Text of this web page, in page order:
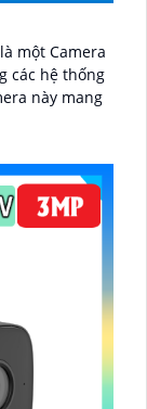
một Camera
các hệ thống
này mang